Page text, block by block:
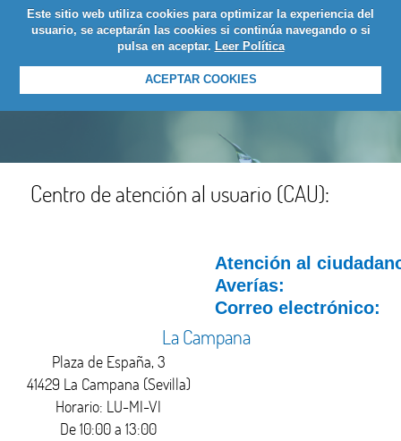
Este sitio web utiliza cookies para optimizar la experiencia del
usuario, se aceptarán las cookies si continúa navegando o si
pulsa en aceptar. Leer Política
ACEPTAR COOKIES
LOGIN
Centro de atención al usuario (CAU):
Atención al
Averías:
Correo electrónico:
La Campana
Plaza de España, 3
41429 La Campana (Sevilla)
Horario: LU-MI-VI
De 10:00 a 13:00